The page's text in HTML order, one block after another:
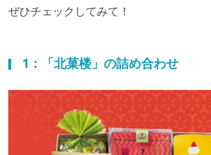
ぜひチェックしてみて！
1：「北菓楼」の詰め合わせ